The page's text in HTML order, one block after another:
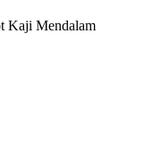
Kaji Mendalam